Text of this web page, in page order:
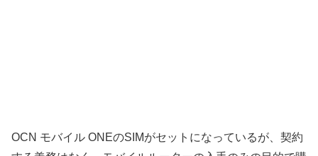
OCN モバイル ONEのSIMがセットになっているが、契約